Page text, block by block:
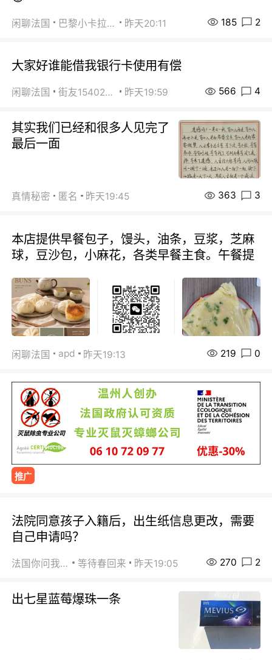
闲聊法国 巴黎小卡拉咪 昨天20:11 185 2
大家好谁能借我银行卡使用有偿
闲聊法国 街友15402223 昨天19:59 566 4
其实我们已经和很多人见完了
最后一面
真情秘密 匿名 昨天19:45 363 3
本店提供早餐包子，馒头，油条，豆浆，芝麻
球，豆沙包，小麻花，各类早餐主食。午餐提
闲聊法国 apd 昨天19:13 219 0
推广
法院同意孩子入籍后，出生纸信息更改，需要
自己申请吗？
法国你问我答 等待春回来 昨天19:05 270 2
出七星蓝莓爆珠一条